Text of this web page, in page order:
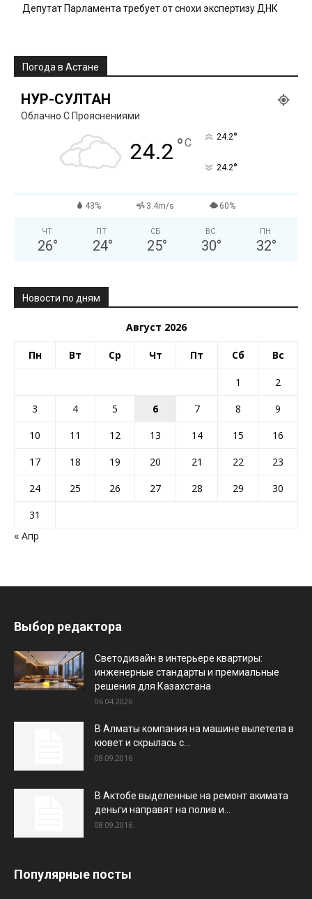
Депутат Парламента требует от снохи экспертизу ДНК
Погода в Астане
НУР-СУЛТАН
Облачно С Прояснениями
24.2 °C 24.2°
24.2°
43% 3.4m/s 60%
ЧТ
26°
ПТ
24°
СБ
25°
ВС
30°
ПН
32°
Новости по дням
Август 2026
Пн Вт Ср Чт Пт Сб Вс
1
2
3
4 5 6 7 8
9
10
11 12 13 14 15
16
17
18 19 20 21 22
23
24
25 26 27 28 29
30
31
« Апр
Выбор редактора
Светодизайн в интерьере квартиры:
инженерные стандарты и премиальные
решения для Казахстана
06.04.2026
В Алматы компания на машине вылетела в
кювет и скрылась с...
08.09.2016
В Актобе выделенные на ремонт акимата
деньги направят на полив и...
08.09.2016
Популярные посты